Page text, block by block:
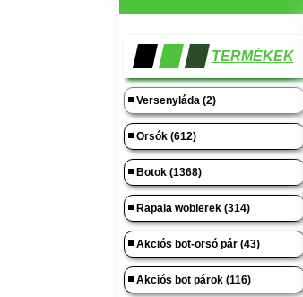
TERMÉKEK
Versenyláda (2)
Orsók (612)
Botok (1368)
Rapala woblerek (314)
Akciós bot-orsó pár (43)
Akciós bot párok (116)